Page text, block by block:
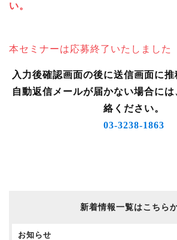
い。
本セミナーは応募終了いたしました
入力後確認画面の後に送信画面に
自動返信メールが届かない場合に
絡ください。
03-3238-1863
新着情報一覧はこちら
お知らせ